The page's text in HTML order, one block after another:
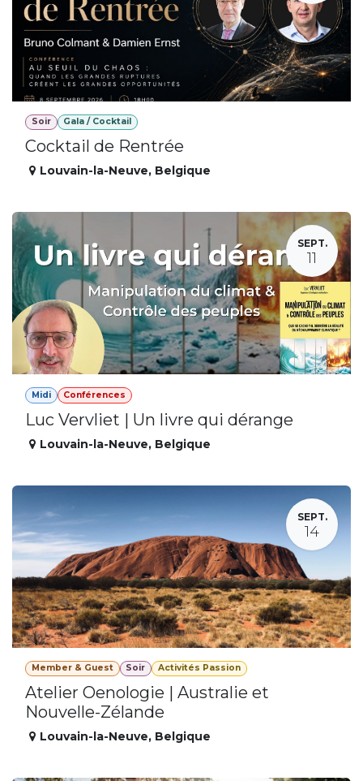
Soir Gala / Cocktail
Cocktail de Rentrée
Louvain-la-Neuve, Belgique
SEPT.
11
Midi Conférences
Luc Vervliet | Un livre qui dérange
Louvain-la-Neuve, Belgique
SEPT.
14
Member & Guest Soir Activités Passion
Atelier Oenologie | Australie et
Nouvelle-Zélande
Louvain-la-Neuve, Belgique